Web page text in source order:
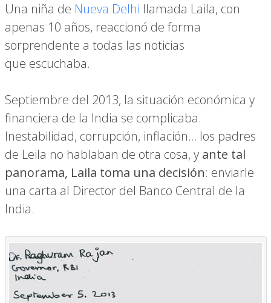
Una niña de Nueva Delhi llamada Laila, con
apenas 10 años, reaccionó de forma
sorprendente a todas las noticias
que escuchaba.
Septiembre del 2013, la situación económica y
financiera de la India se complicaba.
Inestabilidad, corrupción, inflación… los padres
de Leila no hablaban de otra cosa, y ante tal
panorama, Laila toma una decisión: enviarle
una carta al Director del Banco Central de la
India.